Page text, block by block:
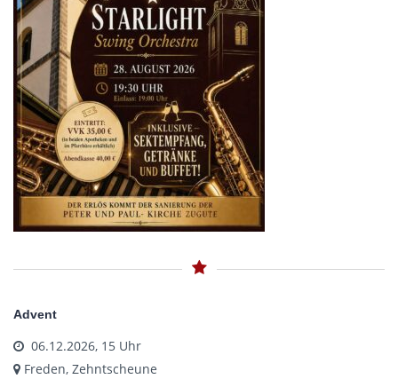
Advent
06.12.2026, 15 Uhr
Freden, Zehntscheune